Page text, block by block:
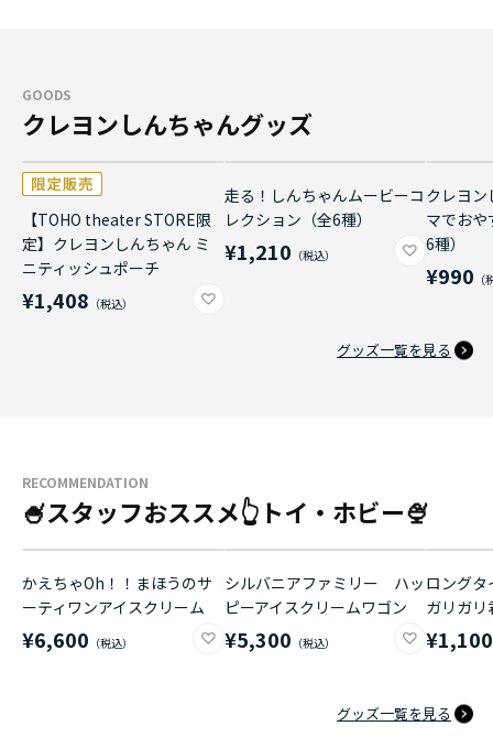
GOODS
クレヨンしんちゃんグッズ
【TOHO theater STORE限
定】クレヨンしんちゃん ミ
ニティッシュポーチ
¥1,408
走る！しんちゃんムービーコ
レクション（全6種）
¥1,210
クレヨ
マでお
6種）
¥990
グッズ一覧を見る
RECOMMENDATION
🍧スタッフおススメ👆トイ・ホビー🍨
かえちゃOh！！まほうのサ
ーティワンアイスクリーム
¥6,600
シルバニアファミリー ハッ
ピーアイスクリームワゴン
¥5,300
ロング
ガリガ
¥1,100
グッズ一覧を見る